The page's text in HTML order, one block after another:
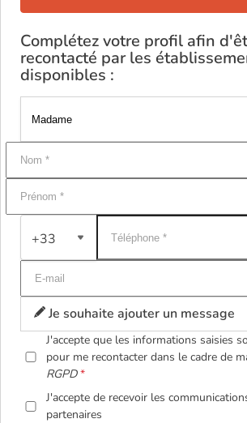
Complétez votre profil afin
recontacté par les
disponibles :
+33
Je souhaite ajouter un message
J'accepte que les informations saisies
pour me recontacter dans le cadre de
RGPD
J'accepte de recevoir les
partenaires